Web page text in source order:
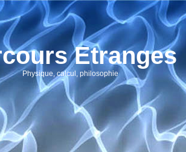
Etranges
Physique, calcul, philosophie